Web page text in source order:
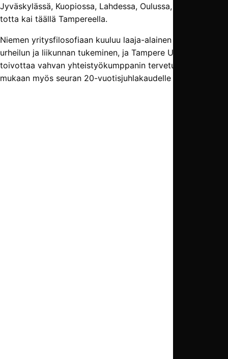
Jyväskylässä, Kuopiossa, Lahdessa, Oulussa, Turussa ja
totta kai täällä Tampereella.
Niemen yritysfilosofiaan kuuluu laaja-alainen kotimaisen
urheilun ja liikunnan tukeminen, ja Tampere United
toivottaa vahvan yhteistyökumppanin tervetulleeksi
mukaan myös seuran 20-vuotisjuhlakaudelle 2018!